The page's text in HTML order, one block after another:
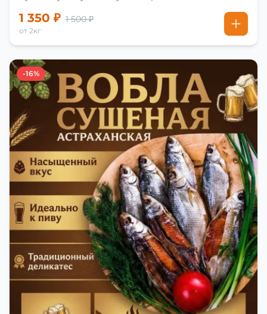
1 350 ₽ 1 500 ₽
от 2кг
-16%